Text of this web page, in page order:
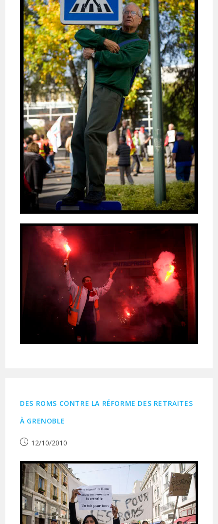
DES ROMS CONTRE LA RÉFORME DES RETRAITES
À GRENOBLE
Publication
12/10/2010